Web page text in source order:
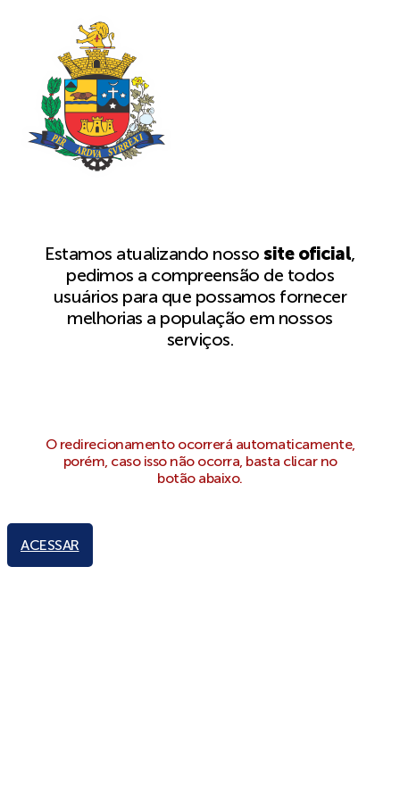
Estamos atualizando nossosite oficial,
pedimos a compreensão de todos
usuários para que possamos fornecer
melhorias a população em nossos
serviços.
O redirecionamento ocorrerá automaticamente,
porém, caso isso não ocorra, basta clicar no
botão abaixo.
ACESSAR